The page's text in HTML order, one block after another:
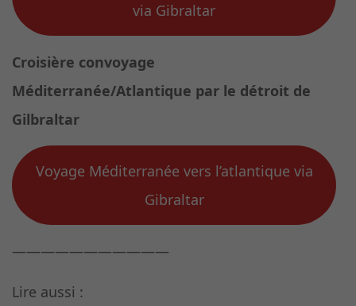
via Gibraltar
Croisière convoyage
Méditerranée/Atlantique par le détroit de
Gilbraltar
Voyage Méditerranée vers l’atlantique via
Gibraltar
———————————
Lire aussi :